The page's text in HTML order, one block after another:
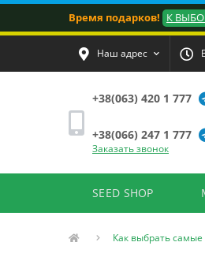
Время подарков! К
Наш адрес
+38(063) 420 1 777
+38(066) 247 1 777
Заказать звонок
SEED SHOP
Как выбрать